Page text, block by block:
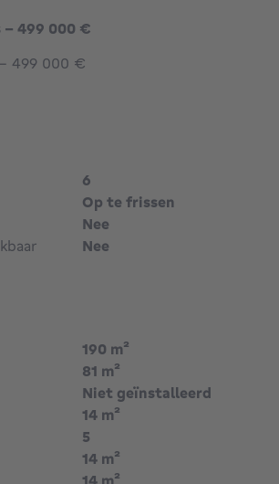
- 499 000 €
499 000 €
6
Op te frissen
Nee
Nee
190 m²
81 m²
Niet geïnstalleerd
14 m²
5
14 m²